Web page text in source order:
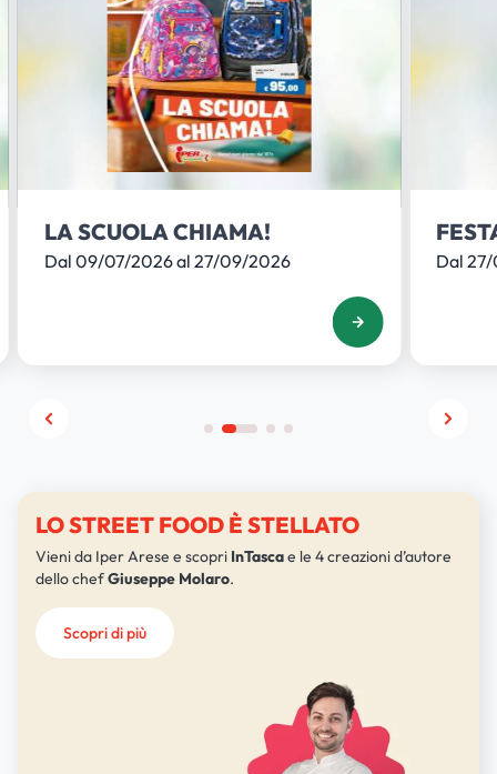
LA SCUOLA CHIAMA!
Dal 09/07/2026 al 27/09/2026 Dal
LO STREET FOOD È STELLATO
Vieni da Iper Arese e scopri InTascae le 4 creazioni d’autore
dello chefGiuseppe Molaro.
Scopri di più